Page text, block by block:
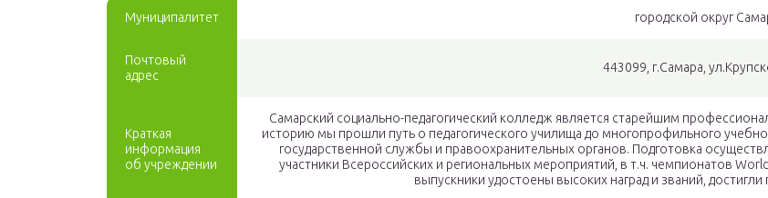
Муниципалитет городской округ
Почтовый
адрес
443099, г.Самара,
Краткая
информация
об учреждении
Самарский социально-педагогический колледж является старейшим
историю мы прошли путь о педагогического училища до многопрофильного
государственной службы и правоохранительных органов. Подготовка
участники Всероссийских и региональных мероприятий, в т.ч. чемпионатов
выпускники удостоены высоких наград и званий,